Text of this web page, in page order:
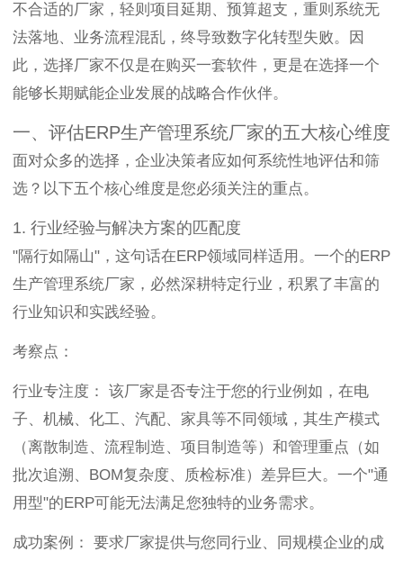
不合适的厂家，轻则项目延期、预算超支，重则系统无
法落地、业务流程混乱，终导致数字化转型失败。因
此，选择厂家不仅是在购买一套软件，更是在选择一个
能够长期赋能企业发展的战略合作伙伴。
一、评估ERP生产管理系统厂家的五大核心维度
面对众多的选择，企业决策者应如何系统性地评估和筛
选？以下五个核心维度是您必须关注的重点。
1. 行业经验与解决方案的匹配度
"隔行如隔山"，这句话在ERP领域同样适用。一个的ERP
生产管理系统厂家，必然深耕特定行业，积累了丰富的
行业知识和实践经验。
考察点：
行业专注度： 该厂家是否专注于您的行业例如，在电
子、机械、化工、汽配、家具等不同领域，其生产模式
（离散制造、流程制造、项目制造等）和管理重点（如
批次追溯、BOM复杂度、质检标准）差异巨大。一个"通
用型"的ERP可能无法满足您独特的业务需求。
成功案例： 要求厂家提供与您同行业、同规模企业的成